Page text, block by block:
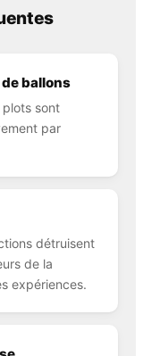
ballons
sont
par
détruisent
de la
expériences.